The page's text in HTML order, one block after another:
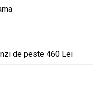
de peste 460 Lei